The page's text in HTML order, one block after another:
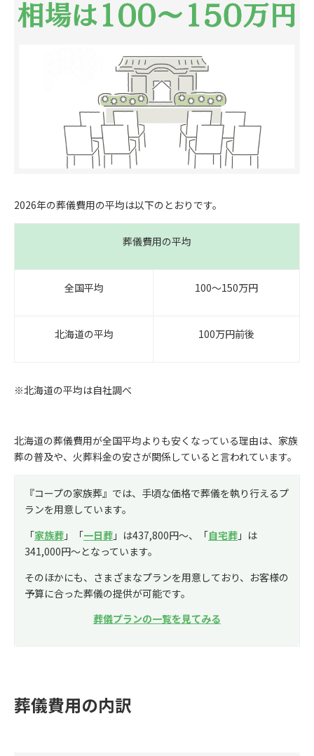
2026年の葬儀費用の平均は以下のとおりです。
葬儀費用の平均
全国平均 100〜150万円
北海道の平均 100万円前後
※北海道の平均は自社調べ
北海道の葬儀費用が全国平均よりも安くなっている理由は、家族
葬の普及や、火葬料金の安さが関係していると言われています。
『コープの家族葬』では、手頃な価格で葬儀を執り行えるプ
ランを用意しています。
「家族葬 」「一日葬 」は437,800円〜、「自宅葬 」は
341,000円〜となっています。
そのほかにも、さまざまなプランを用意しており、お客様の
予算に合った葬儀の提供が可能です。
葬儀プランの一覧を見てみる
葬儀費用の内訳